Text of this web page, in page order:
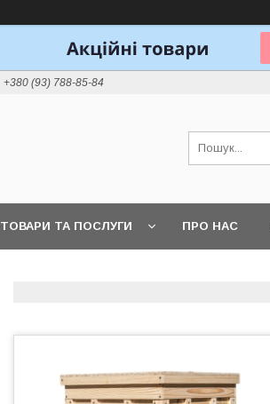
+380 (93) 788-85-84
ТОВАРИ ТА ПОСЛУГИ ПРО НАС